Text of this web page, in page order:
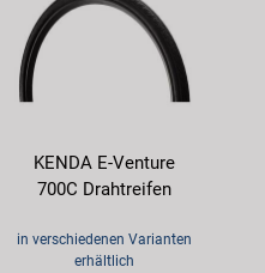
KENDA E-Venture
700C Drahtreifen
in verschiedenen Varianten
erhältlich